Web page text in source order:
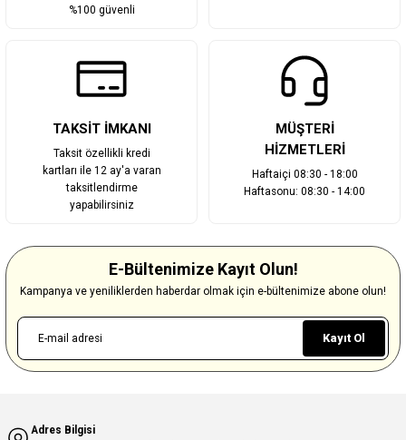
%100 güvenli
TAKSİT İMKANI
Taksit özellikli kredi
kartları ile 12 ay'a varan
taksitlendirme
yapabilirsiniz
MÜŞTERİ
HİZMETLERİ
Haftaiçi 08:30 - 18:00
Haftasonu: 08:30 - 14:00
E-Bültenimize Kayıt Olun!
Kampanya ve yeniliklerden haberdar olmak için e-bültenimize abone olun!
Kayıt Ol
Adres Bilgisi